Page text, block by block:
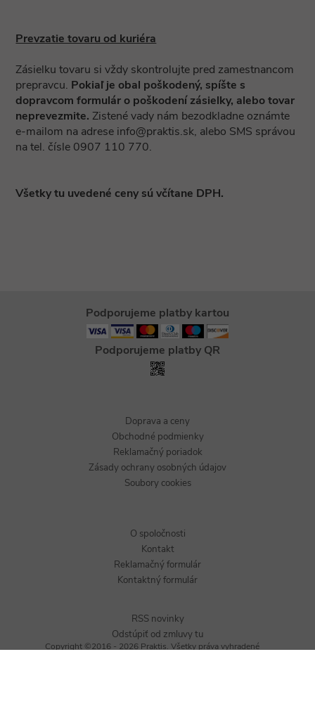
Prevzatie tovaru od kuriéra
Zásielku tovaru si vždy skontrolujte pred zamestnancom
prepravcu. Pokiaľ je obal poškodený, spíšte s
dopravcom formulár o poškodení zásielky, alebo tovar
neprevezmite. Zistené vady nám bezodkladne oznámte
e-mailom na adrese info@praktis.sk, alebo SMS správou
na tel. čísle 0907 110 770.
Všetky tu uvedené ceny sú včítane DPH.
Podporujeme platby kartou
Podporujeme platby QR
Doprava a ceny
Obchodné podmienky
Reklamačný poriadok
Zásady ochrany osobných údajov
Soubory cookies
O spoločnosti
Kontakt
Reklamačný formulár
Kontaktný formulár
RSS novinky
Odstúpiť od zmluvy tu
Copyright ©2016 - 2026 Praktis. Všetky práva vyhradené